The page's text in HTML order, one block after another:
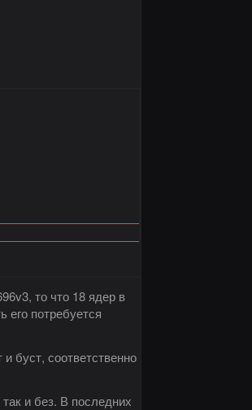
то что 18 ядер в
его потребуется
буст, соответственно
и без. В последних